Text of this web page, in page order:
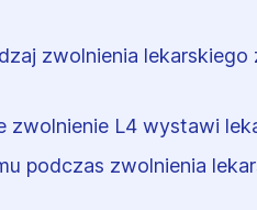
zwolnienia lekarskiego
zwolnienie L4 wystawi
podczas zwolnienia